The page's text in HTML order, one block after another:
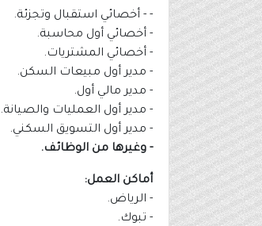
- - أخصائي استقبال وتجزئة.
- أخصائي أول محاسبة.
- أخصائي المشتريات.
- مدير أول مبيعات السكن.
- مدير مالي أول.
- مدير أول العمليات والصيانة.
- مدير أول التسويق السكني.
- وغيرها من الوظائف.
أماكن العمل:
- الرياض.
- تبوك.